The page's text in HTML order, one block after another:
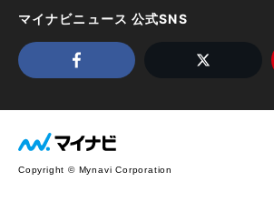
マイナビニュース 公式SNS
Copyright © Mynavi Corporation